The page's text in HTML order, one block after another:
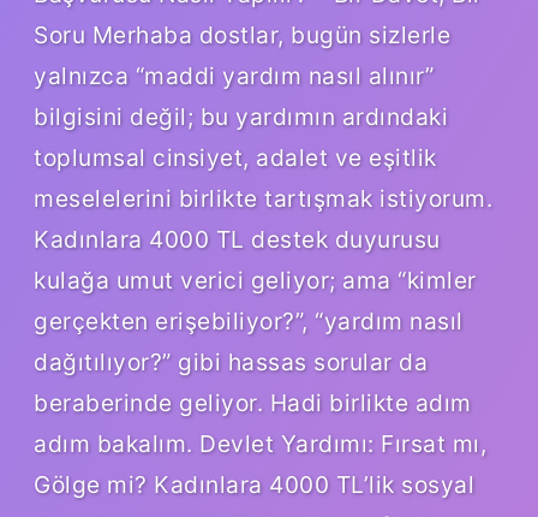
Soru Merhaba dostlar, bugün sizlerle
yalnızca “maddi yardım nasıl alınır”
bilgisini değil; bu yardımın ardındaki
toplumsal cinsiyet, adalet ve eşitlik
meselelerini birlikte tartışmak istiyorum.
Kadınlara 4000 TL destek duyurusu
kulağa umut verici geliyor; ama “kimler
gerçekten erişebiliyor?”, “yardım nasıl
dağıtılıyor?” gibi hassas sorular da
beraberinde geliyor. Hadi birlikte adım
adım bakalım. Devlet Yardımı: Fırsat mı,
Gölge mi? Kadınlara 4000 TL’lik sosyal